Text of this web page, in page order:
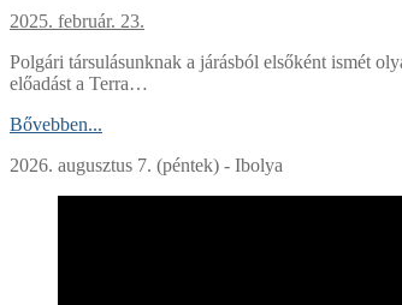
2025. február. 23.
Polgári társulásunknak a járásból elsőként ismét
előadást a Terra…
Bővebben...
2026. augusztus 7. (péntek) - Ibolya